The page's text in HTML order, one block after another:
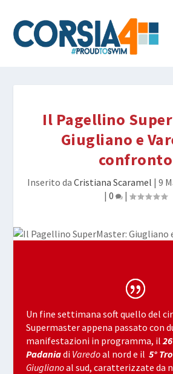
Il Pagellino
Giugliano e
confronto
Inserito da Cristiana Scaramel | 9
| 0 |
Un fine settimana soft quello del
Supermaster appena passato con
manifestazioni in programma, il
Padaniadi Varedoal nord e il 5°
Giuglianoal sud, caratterizzate da